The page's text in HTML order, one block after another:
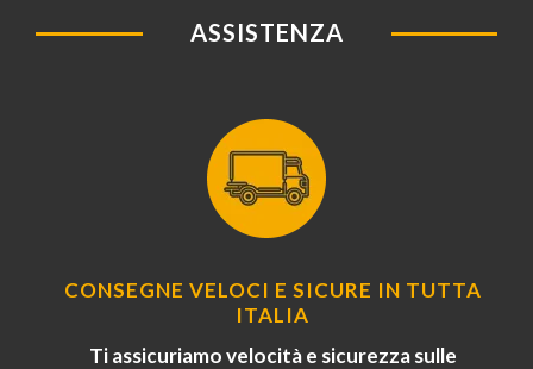
ASSISTENZA
CONSEGNE VELOCI E SICURE IN TUTTA
ITALIA
Ti assicuriamo velocità e sicurezza sulle